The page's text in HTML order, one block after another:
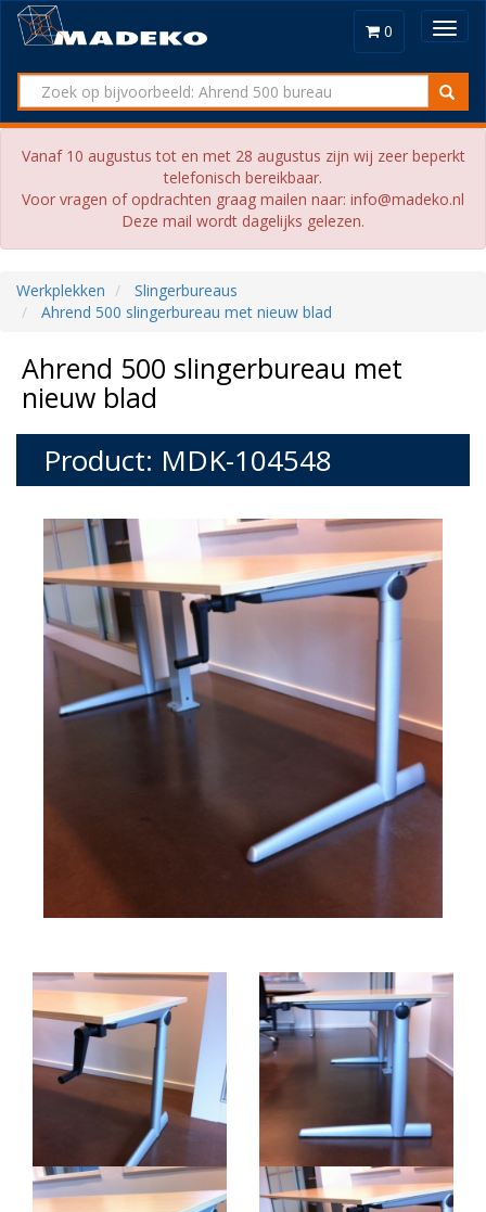
0
Vanaf 10 augustus tot en met 28 augustus zijn wij zeer beperkt
telefonisch bereikbaar.
Voor vragen of opdrachten graag mailen naar: info@madeko.nl
Deze mail wordt dagelijks gelezen.
Werkplekken
Slingerbureaus
Ahrend 500 slingerbureau met nieuw blad
Ahrend 500 slingerbureau met
nieuw blad
Product: MDK-104548